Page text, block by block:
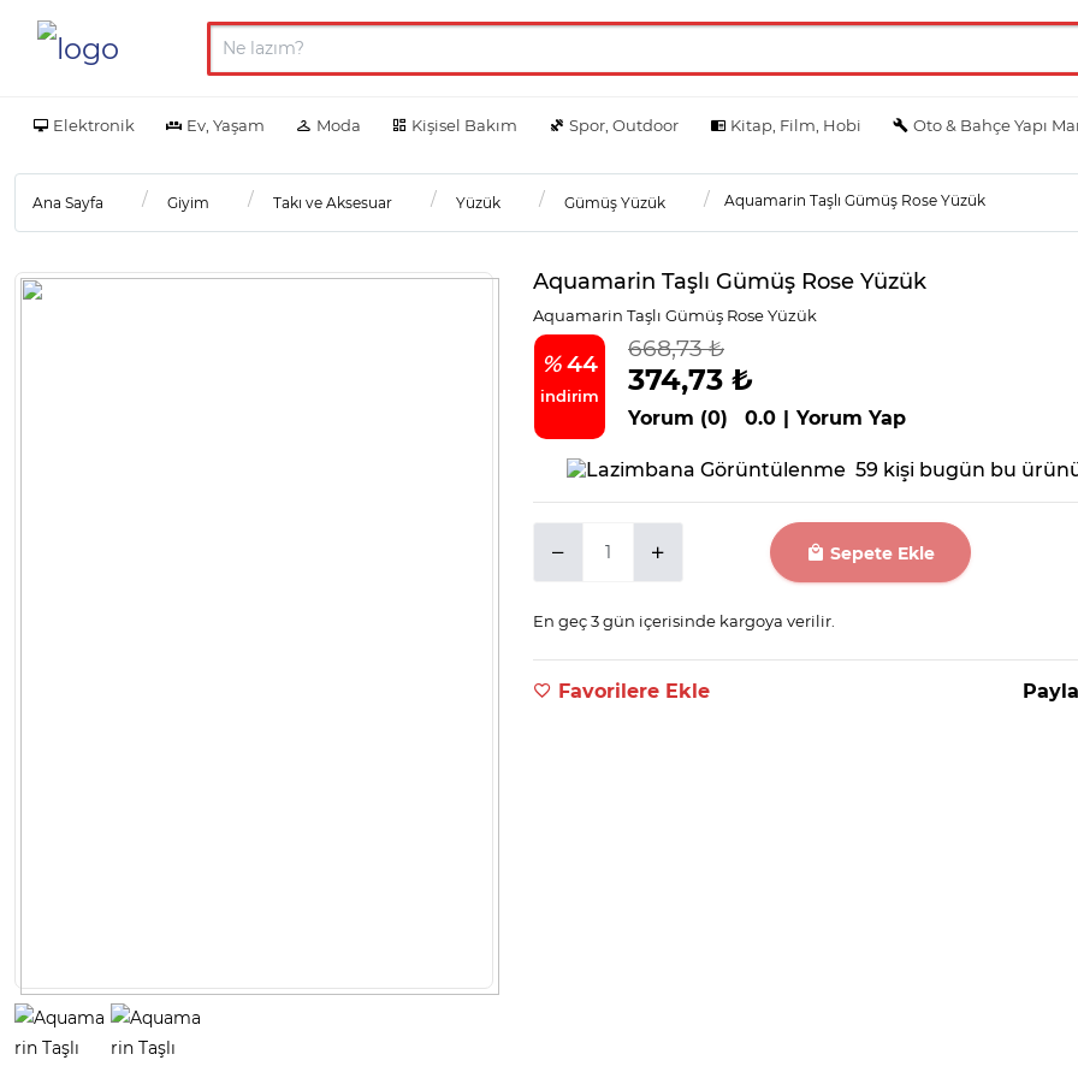
Elektronik Ev, Yaşam Moda Kişisel Bakım Spor, Outdoor Kitap, Film, Hobi Oto & Bahçe Yapı
Ana Sayfa Giyim Takı ve Aksesuar Yüzük Gümüş Yüzük Aquamarin Taşlı Gümüş Rose Yüzük
Aquamarin Taşlı Gümüş Rose Yüzük
Aquamarin Taşlı Gümüş Rose Yüzük
%44
indirim
668,73 ₺
374,73 ₺
Yorum (0) 0.0 | Yorum Yap
59 kişi bugün bu
Sepete Ekle
En geç 3 gün içerisinde kargoya verilir.
Favorilere Ekle